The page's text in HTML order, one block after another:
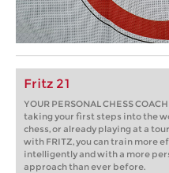
Fritz 21
YOUR PERSONAL CHESS
taking your first steps into the
chess, or already playing at a
with FRITZ, you can train more
intelligently and with a more
approach than ever before.